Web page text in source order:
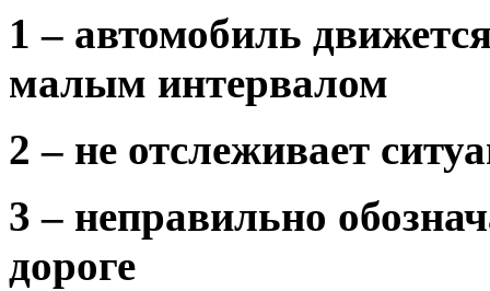
1 – автомобиль
малым интервалом
2 – не отслеживает
3 – неправильно
дороге